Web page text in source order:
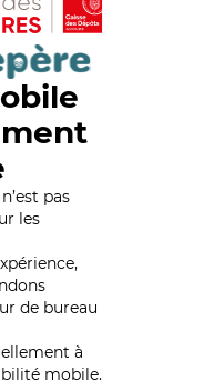
pas
les
de bureau
à
mobile.